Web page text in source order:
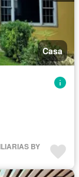
Casa
BY